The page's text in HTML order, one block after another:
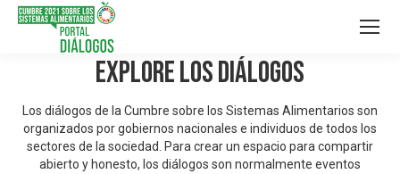
Explore los Diálogos
Los diálogos de la Cumbre sobre los Sistemas Alimentarios son
organizados por gobiernos nacionales e individuos de todos los
sectores de la sociedad. Para crear un espacio para compartir
abierto y honesto, los diálogos son normalmente eventos